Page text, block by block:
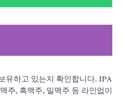
유하고 있는지 확인합니다. IPA
주, 흑맥주, 밀맥주 등 라인업이